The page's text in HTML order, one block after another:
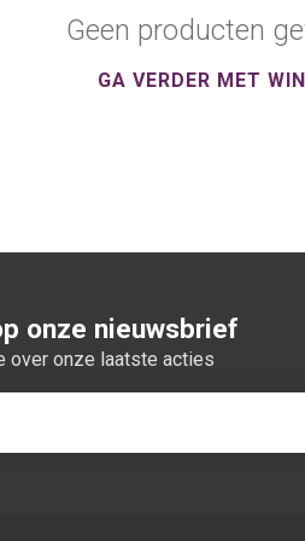
Geen producten
GA VERDER MET
onze nieuwsbrief
over onze laatste acties